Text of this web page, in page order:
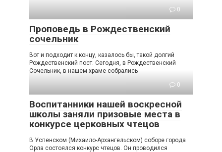
0
Проповедь в Рождественский
сочельник
Вот и подходит к концу, казалось бы, такой долгий
Рождественский пост. Сегодня, в Рождественский
Сочельник, в нашем храме собрались
0
Воспитанники нашей воскресной
школы заняли призовые места в
конкурсе церковных чтецов
В Успенском (Михаило-Архангельском) соборе города
Орла состоялся конкурс чтецов. Он проводился